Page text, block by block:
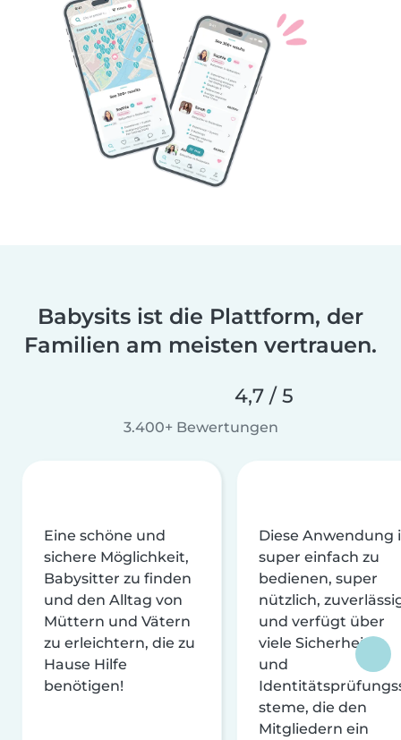
Babysits ist die Plattform, der
Familien am meisten vertrauen.
4,7 / 5
3.400+ Bewertungen
Eine schöne und
sichere Möglichkeit,
Babysitter zu finden
und den Alltag von
Müttern und Vätern
zu erleichtern, die zu
Hause Hilfe
benötigen!
Diese Anwendung
super einfach zu
bedienen, super
nützlich,
und verfügt über
viele Sicherheits-
und
steme, die den
Mitgliedern ein